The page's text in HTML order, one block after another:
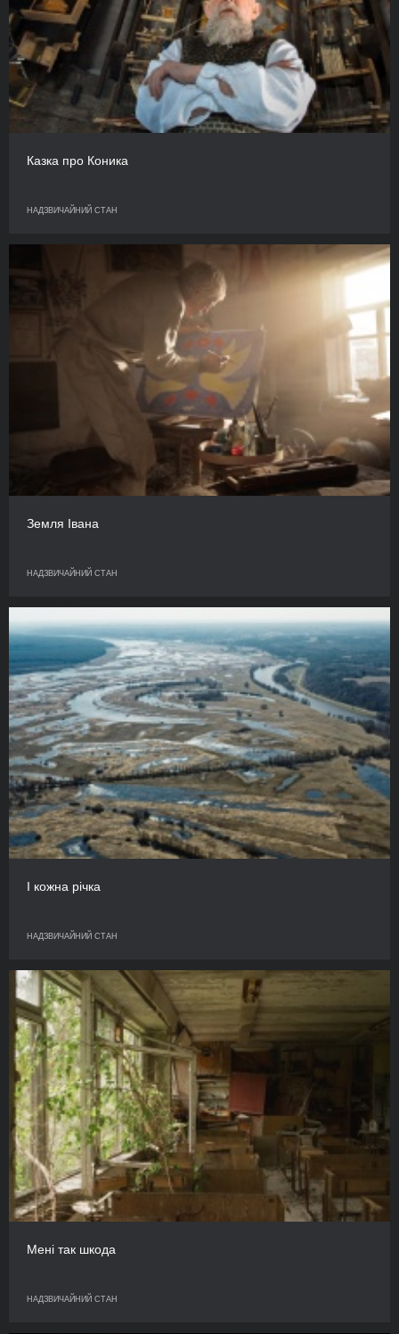
Казка про Коника
НАДЗВИЧАЙНИЙ СТАН
Земля Івана
НАДЗВИЧАЙНИЙ СТАН
І кожна річка
НАДЗВИЧАЙНИЙ СТАН
Мені так шкода
НАДЗВИЧАЙНИЙ СТАН